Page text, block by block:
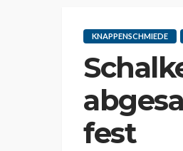
KNAPPENSCHMIEDE
fest